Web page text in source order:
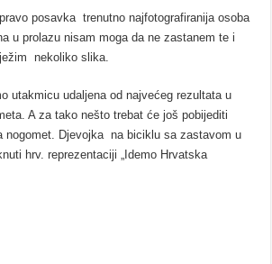
posavka trenutno najfotografiranija osoba
u prolazu nisam moga da ne zastanem te i
nekoliko slika.
utakmicu udaljena od najvećeg rezultata u
A za tako nešto trebat će još pobijediti
nogomet. Djevojka na biciklu sa zastavom u
hrv. reprezentaciji „Idemo Hrvatska